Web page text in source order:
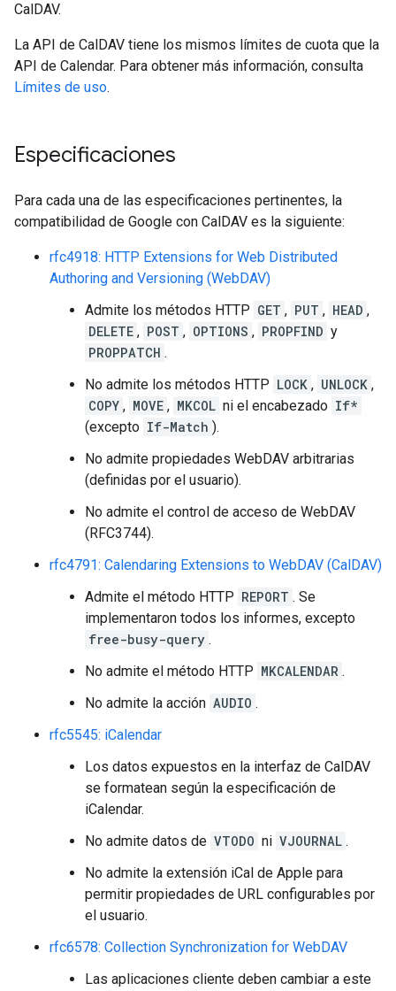
CalDAV.
La API de CalDAV tiene los mismos límites de cuota que la
API de Calendar. Para obtener más información, consulta
Límites de uso.
Especificaciones
Para cada una de las especificaciones pertinentes, la
compatibilidad de Google con CalDAV es la siguiente:
rfc4918: HTTP Extensions for Web Distributed
Authoring and Versioning (WebDAV)
Admite los métodos HTTP GET , PUT , HEAD ,
DELETE , POST , OPTIONS , PROPFIND y
PROPPATCH .
No admite los métodos HTTP LOCK , UNLOCK ,
COPY , MOVE , MKCOL ni el encabezado If*
(excepto If-Match ).
No admite propiedades WebDAV arbitrarias
(definidas por el usuario).
No admite el control de acceso de WebDAV
(RFC3744).
rfc4791: Calendaring Extensions to WebDAV (CalDAV)
Admite el método HTTP REPORT . Se
implementaron todos los informes, excepto
free-busy-query .
No admite el método HTTP MKCALENDAR .
No admite la acción AUDIO .
rfc5545: iCalendar
Los datos expuestos en la interfaz de CalDAV
se formatean según la especificación de
iCalendar.
No admite datos de VTODO ni VJOURNAL .
No admite la extensión iCal de Apple para
permitir propiedades de URL configurables por
el usuario.
rfc6578: Collection Synchronization for WebDAV
Las aplicaciones cliente deben cambiar a este